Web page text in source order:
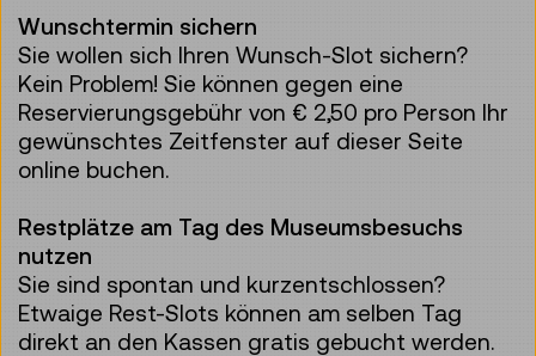
Wunschtermin sichern
Sie wollen sich Ihren Wunsch-Slot sichern?
Kein Problem! Sie können gegen eine
Reservierungsgebühr von € 2,50 pro Person Ihr
gewünschtes Zeitfenster auf dieser Seite
online buchen.
Restplätze am Tag des Museumsbesuchs
nutzen
Sie sind spontan und kurzentschlossen?
Etwaige Rest-Slots können am selben Tag
direkt an den Kassen gratis gebucht werden.